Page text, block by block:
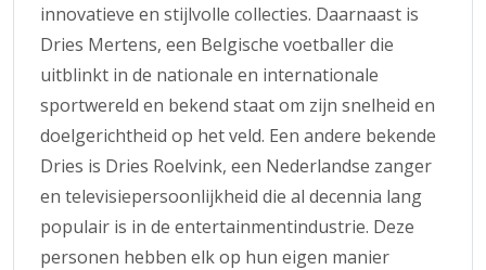
innovatieve en stijlvolle collecties. Daarnaast is
Dries Mertens, een Belgische voetballer die
uitblinkt in de nationale en internationale
sportwereld en bekend staat om zijn snelheid en
doelgerichtheid op het veld. Een andere bekende
Dries is Dries Roelvink, een Nederlandse zanger
en televisiepersoonlijkheid die al decennia lang
populair is in de entertainmentindustrie. Deze
personen hebben elk op hun eigen manier